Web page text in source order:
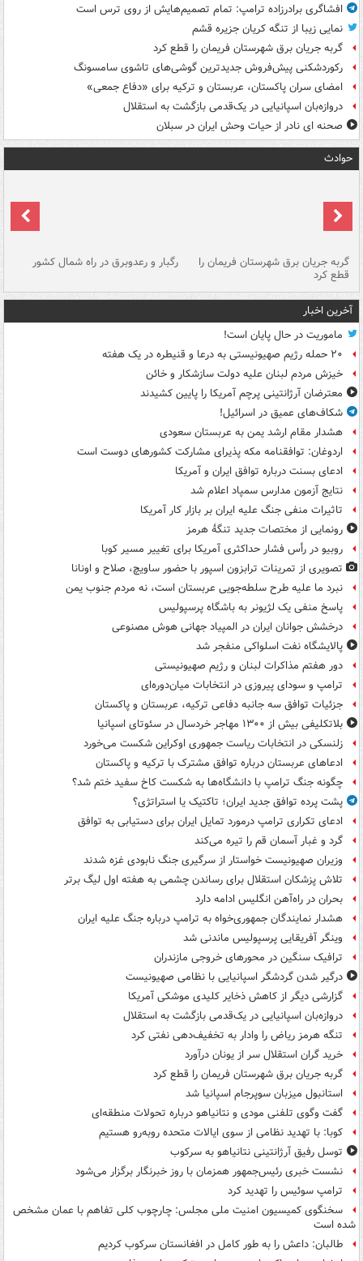
افشاگری برادرزاده ترامپ: تمام تصمیم‌هایش از روی ترس است
نمایی زیبا از تنگه کریان جزیره قشم
گربه جریان برق شهرستان فریمان را قطع کرد
رکوردشکنی پیش‌فروش جدیدترین گوشی‌های تاشوی سامسونگ
امضای سران پاکستان، عربستان و ترکیه برای «دفاع جمعی»
دروازه‌بان اسپانیایی در یک‌قدمی بازگشت به استقلال
صحنه ای نادر از حیات وحش ایران در سبلان
حوادث
گربه جریان برق شهرستان فریمان را
قطع کرد
رگبار و رعدوبرق در راه شمال کشور
آخرین اخبار
ماموریت در حال پایان است!
۲۰ حمله رژیم صهیونیستی به درعا و قنیطره در یک هفته
خیزش مردم لبنان علیه دولت سازشکار و خائن
معترضان آرژانتینی پرچم آمریکا را پایین کشیدند
شکاف‌های عمیق در اسرائیل!
هشدار مقام ارشد یمن به عربستان سعودی
اردوغان: توافقنامه مکه پذیرای مشارکت کشورهای دوست است
ادعای بسنت درباره توافق ایران و آمریکا
نتایج آزمون مدارس سمپاد اعلام شد
تاثیرات منفی جنگ علیه ایران بر بازار کار آمریکا
رونمایی از مختصات جدید تنگۀ هرمز
روبیو در رأس فشار حداکثری آمریکا برای تغییر مسیر کوبا
تصویری از تمرینات ترابزون اسپور با حضور ساویچ، صلاح و اونانا
نبرد ما علیه طرح سلطه‌جویی عربستان است، نه مردم جنوب یمن
پاسخ منفی یک لژیونر به باشگاه پرسپولیس
درخشش جوانان ایران در المپیاد جهانی هوش مصنوعی
پالایشگاه نفت اسلواکی منفجر شد
دور هفتم مذاکرات لبنان و رژیم صهیونیستی
ترامپ و سودای پیروزی در انتخابات میان‌دوره‌ای
جزئیات توافق سه جانبه دفاعی ترکیه، عربستان و پاکستان
بلاتکلیفی بیش از ۱۳۰۰ مهاجر خردسال در سئوتای اسپانیا
زلنسکی در انتخابات ریاست جمهوری اوکراین شکست می‌خورد
ادعاهای عربستان درباره توافق مشترک با ترکیه و پاکستان
چگونه جنگ ترامپ با دانشگاه‌ها به شکست کاخ سفید ختم شد؟
پشت پرده توافق جدید ایران؛ تاکتیک یا استراتژی؟
ادعای تکراری ترامپ درمورد تمایل ایران برای دستیابی به توافق
گرد و غبار آسمان قم را تیره می‌کند
وزیران صهیونیست خواستار از سرگیری جنگ نابودی غزه شدند
تلاش پزشکان استقلال برای رساندن چشمی به هفته اول لیگ برتر
بحران در راه‌آهن انگلیس ادامه دارد
هشدار نمایندگان جمهوری‌خواه به ترامپ درباره جنگ علیه ایران
وینگر آفریقایی پرسپولیس ماندنی شد
ترافیک سنگین در محورهای خروجی مازندران
درگیر شدن گردشگر اسپانیایی با نظامی صهیونیست
گزارشی دیگر از کاهش ذخایر کلیدی موشکی آمریکا
دروازه‌بان اسپانیایی در یک‌قدمی بازگشت به استقلال
تنگه هرمز ریاض را وادار به تخفیف‌دهی نفتی کرد
خرید گران استقلال سر از یونان درآورد
گربه جریان برق شهرستان فریمان را قطع کرد
استانبول میزبان سوپرجام اسپانیا شد
گفت وگوی تلفنی مودی و نتانیاهو درباره تحولات منطقه‌ای
کوبا: با تهدید نظامی از سوی ایالات متحده روبه‌رو هستیم
توسل رفیق آرژانتینی نتانیاهو به سرکوب
نشست خبری رئیس‌جمهور همزمان با روز خبرنگار برگزار می‌شود
ترامپ سوئیس را تهدید کرد
سخنگوی کمیسیون امنیت ملی مجلس: چارچوب کلی تفاهم با عمان مشخص
شده است
طالبان: داعش را به طور کامل در افغانستان سرکوب کردیم